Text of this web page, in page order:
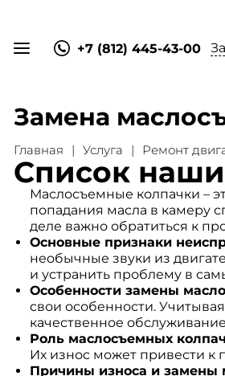
+7 (812) 445-43-00
Замена
Главная Услуга Ремонт
Список
Маслосъемные колпачки –
попадания масла в камеру
деле важно обратиться к
Основные признаки
необычные звуки из
и устранить проблему в
Особенности замены
свои особенности.
качественное
Роль маслосъемных
Их износ может привести к
Причины износа и замены